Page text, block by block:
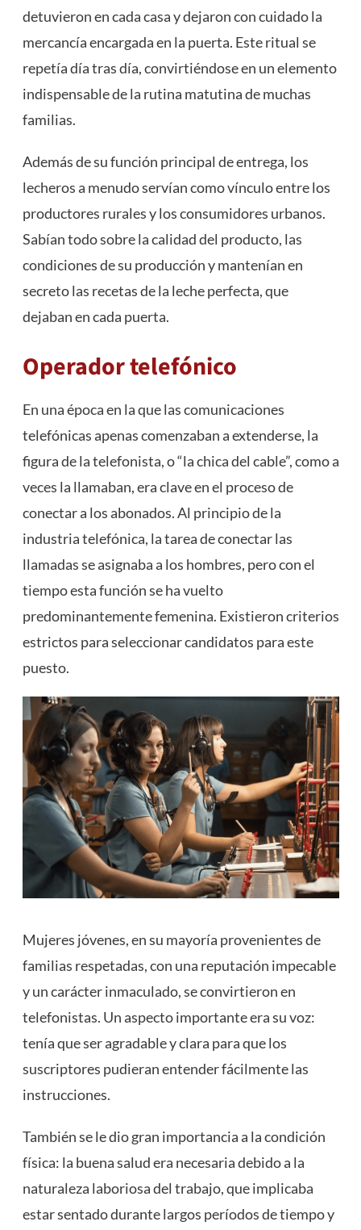
detuvieron en cada casa y dejaron con cuidado la
mercancía encargada en la puerta. Este ritual se
repetía día tras día, convirtiéndose en un elemento
indispensable de la rutina matutina de muchas
familias.
Además de su función principal de entrega, los
lecheros a menudo servían como vínculo entre los
productores rurales y los consumidores urbanos.
Sabían todo sobre la calidad del producto, las
condiciones de su producción y mantenían en
secreto las recetas de la leche perfecta, que
dejaban en cada puerta.
Operador telefónico
En una época en la que las comunicaciones
telefónicas apenas comenzaban a extenderse, la
figura de la telefonista, o “la chica del cable”, como a
veces la llamaban, era clave en el proceso de
conectar a los abonados. Al principio de la
industria telefónica, la tarea de conectar las
llamadas se asignaba a los hombres, pero con el
tiempo esta función se ha vuelto
predominantemente femenina. Existieron criterios
estrictos para seleccionar candidatos para este
puesto.
Mujeres jóvenes, en su mayoría provenientes de
familias respetadas, con una reputación impecable
y un carácter inmaculado, se convirtieron en
telefonistas. Un aspecto importante era su voz:
tenía que ser agradable y clara para que los
suscriptores pudieran entender fácilmente las
instrucciones.
También se le dio gran importancia a la condición
física: la buena salud era necesaria debido a la
naturaleza laboriosa del trabajo, que implicaba
estar sentado durante largos períodos de tiempo y